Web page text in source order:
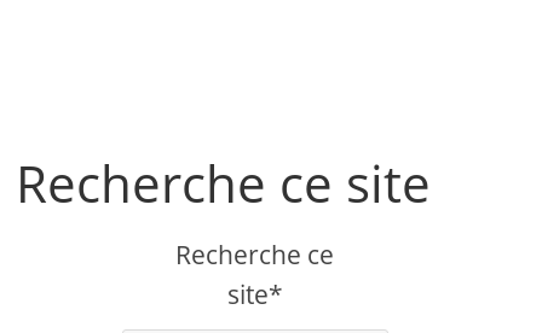
Recherche ce site
Recherche ce
site*